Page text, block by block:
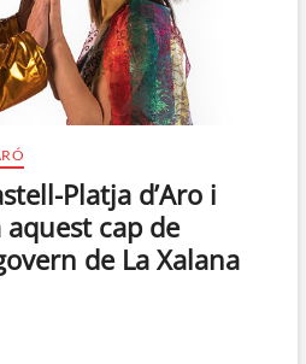
Platja d’Aro i
aquest cap de
de La Xalana